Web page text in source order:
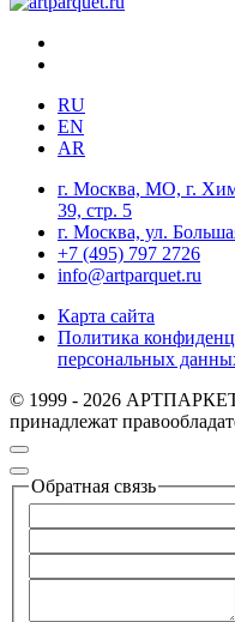
RU
EN
AR
г. Москва, МО, г.
39, стр. 5
г. Москва, ул.
+7 (495) 797 2726
info@artparquet.ru
Карта сайта
Политика
персональных
© 1999 - 2026
принадлежат
Обратная связь